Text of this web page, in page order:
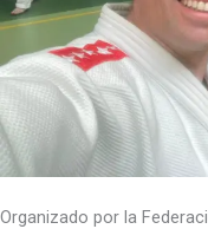
Organizado por la